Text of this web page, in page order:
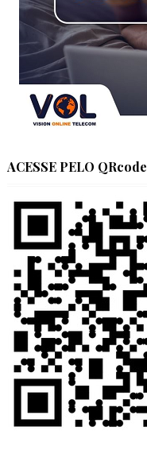
ACESSE PELO QRcode